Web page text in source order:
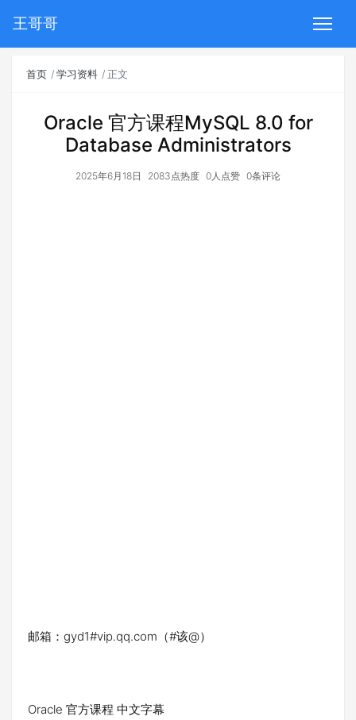
王哥哥
首页 学习资料 正文
Oracle 官方课程MySQL 8.0 for
Database Administrators
2025年6月18日 2083点热度 0人点赞 0条评论
邮箱：gyd1#vip.qq.com（#该@）
Oracle 官方课程 中文字幕